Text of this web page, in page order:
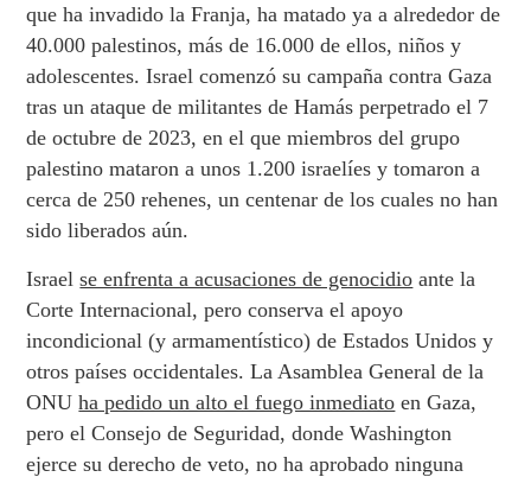
que ha invadido la Franja, ha matado ya a alrededor de
40.000 palestinos, más de 16.000 de ellos, niños y
adolescentes. Israel comenzó su campaña contra Gaza
tras un ataque de militantes de Hamás perpetrado el 7
de octubre de 2023, en el que miembros del grupo
palestino mataron a unos 1.200 israelíes y tomaron a
cerca de 250 rehenes, un centenar de los cuales no han
sido liberados aún.
Israelse enfrenta a acusaciones de genocidio ante la
Corte Internacional, pero conserva el apoyo
incondicional (y armamentístico) de Estados Unidos y
otros países occidentales. La Asamblea General de la
ONUha pedido un alto el fuego inmediato en Gaza,
pero el Consejo de Seguridad, donde Washington
ejerce su derecho de veto, no ha aprobado ninguna